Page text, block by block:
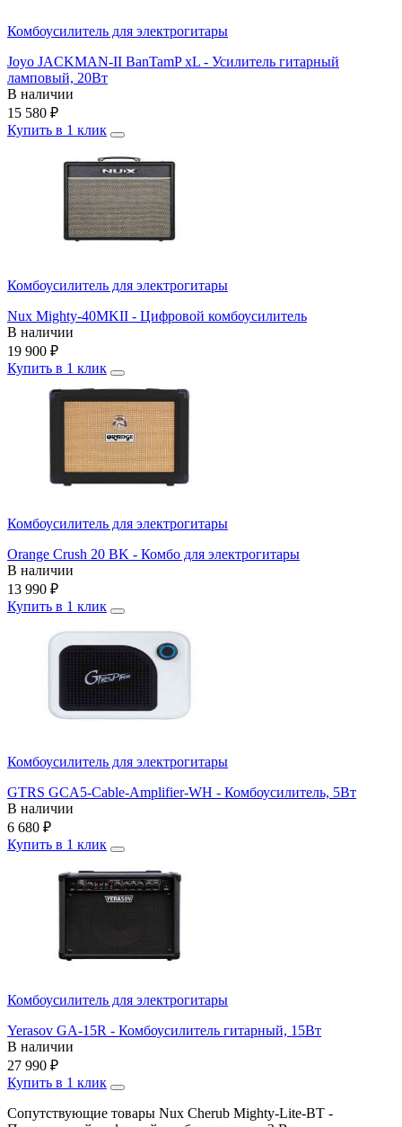
Комбоусилитель для электрогитары
Joyo JACKMAN-II BanTamP xL - Усилитель гитарный
ламповый, 20Вт
В наличии
15 580 ₽
Купить в 1 клик
Комбоусилитель для электрогитары
Nux Mighty-40MKII - Цифровой комбоусилитель
В наличии
19 900 ₽
Купить в 1 клик
Комбоусилитель для электрогитары
Orange Crush 20 BK - Комбо для электрогитары
В наличии
13 990 ₽
Купить в 1 клик
Комбоусилитель для электрогитары
GTRS GCA5-Cable-Amplifier-WH - Комбоусилитель, 5Вт
В наличии
6 680 ₽
Купить в 1 клик
Комбоусилитель для электрогитары
Yerasov GA-15R - Комбоусилитель гитарный, 15Вт
В наличии
27 990 ₽
Купить в 1 клик
Сопутствующие товары Nux Cherub Mighty-Lite-BT -